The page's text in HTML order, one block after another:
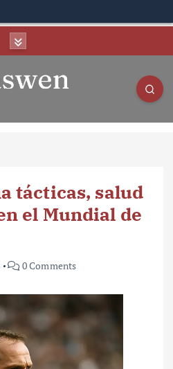
tácticas, salud
el Mundial de
0 Comments